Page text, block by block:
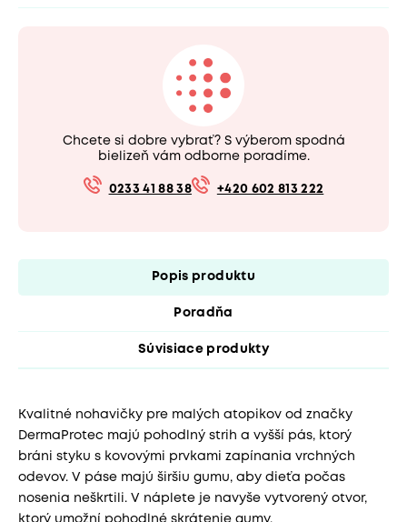
Chcete si dobre vybrať? S výberom spodná
bielizeň vám odborne poradíme.
0233 41 88 38 +420 602 813 222
Popis produktu
Poradňa
Súvisiace produkty
Kvalitné nohavičky pre malých atopikov od značky
DermaProtec majú pohodlný strih a vyšší pás, ktorý
bráni styku s kovovými prvkami zapínania vrchných
odevov. V páse majú širšiu gumu, aby dieťa počas
nosenia neškrtili. V náplete je navyše vytvorený otvor,
ktorý umožní pohodlné skrátenie gumy.